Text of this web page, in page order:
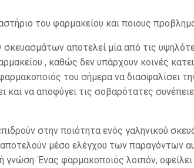
του φαρμακείου και ποιους
αποτελεί μία από τις
, καθώς δεν υπάρχουν κοινές
του σήμερα να διασφαλίσει
να αποφύγει τις σοβαρότατες
στην ποιότητα ενός γαληνικού
μέσο ελέγχου των παραγόντων
γνώση. Ένας φαρμακοποιός λοιπόν,